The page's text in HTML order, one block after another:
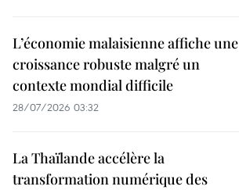
L’économie malaisienne affiche une
croissance robuste malgré un
contexte mondial difficile
28/07/2026 03:32
La Thaïlande accélère la
transformation numérique des